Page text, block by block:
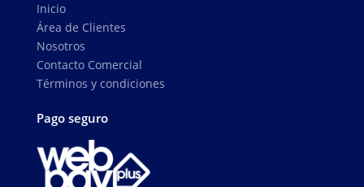
Inicio
Área de Clientes
Nosotros
Contacto Comercial
Términos y condiciones
Pago seguro